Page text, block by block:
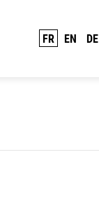
FR EN DE